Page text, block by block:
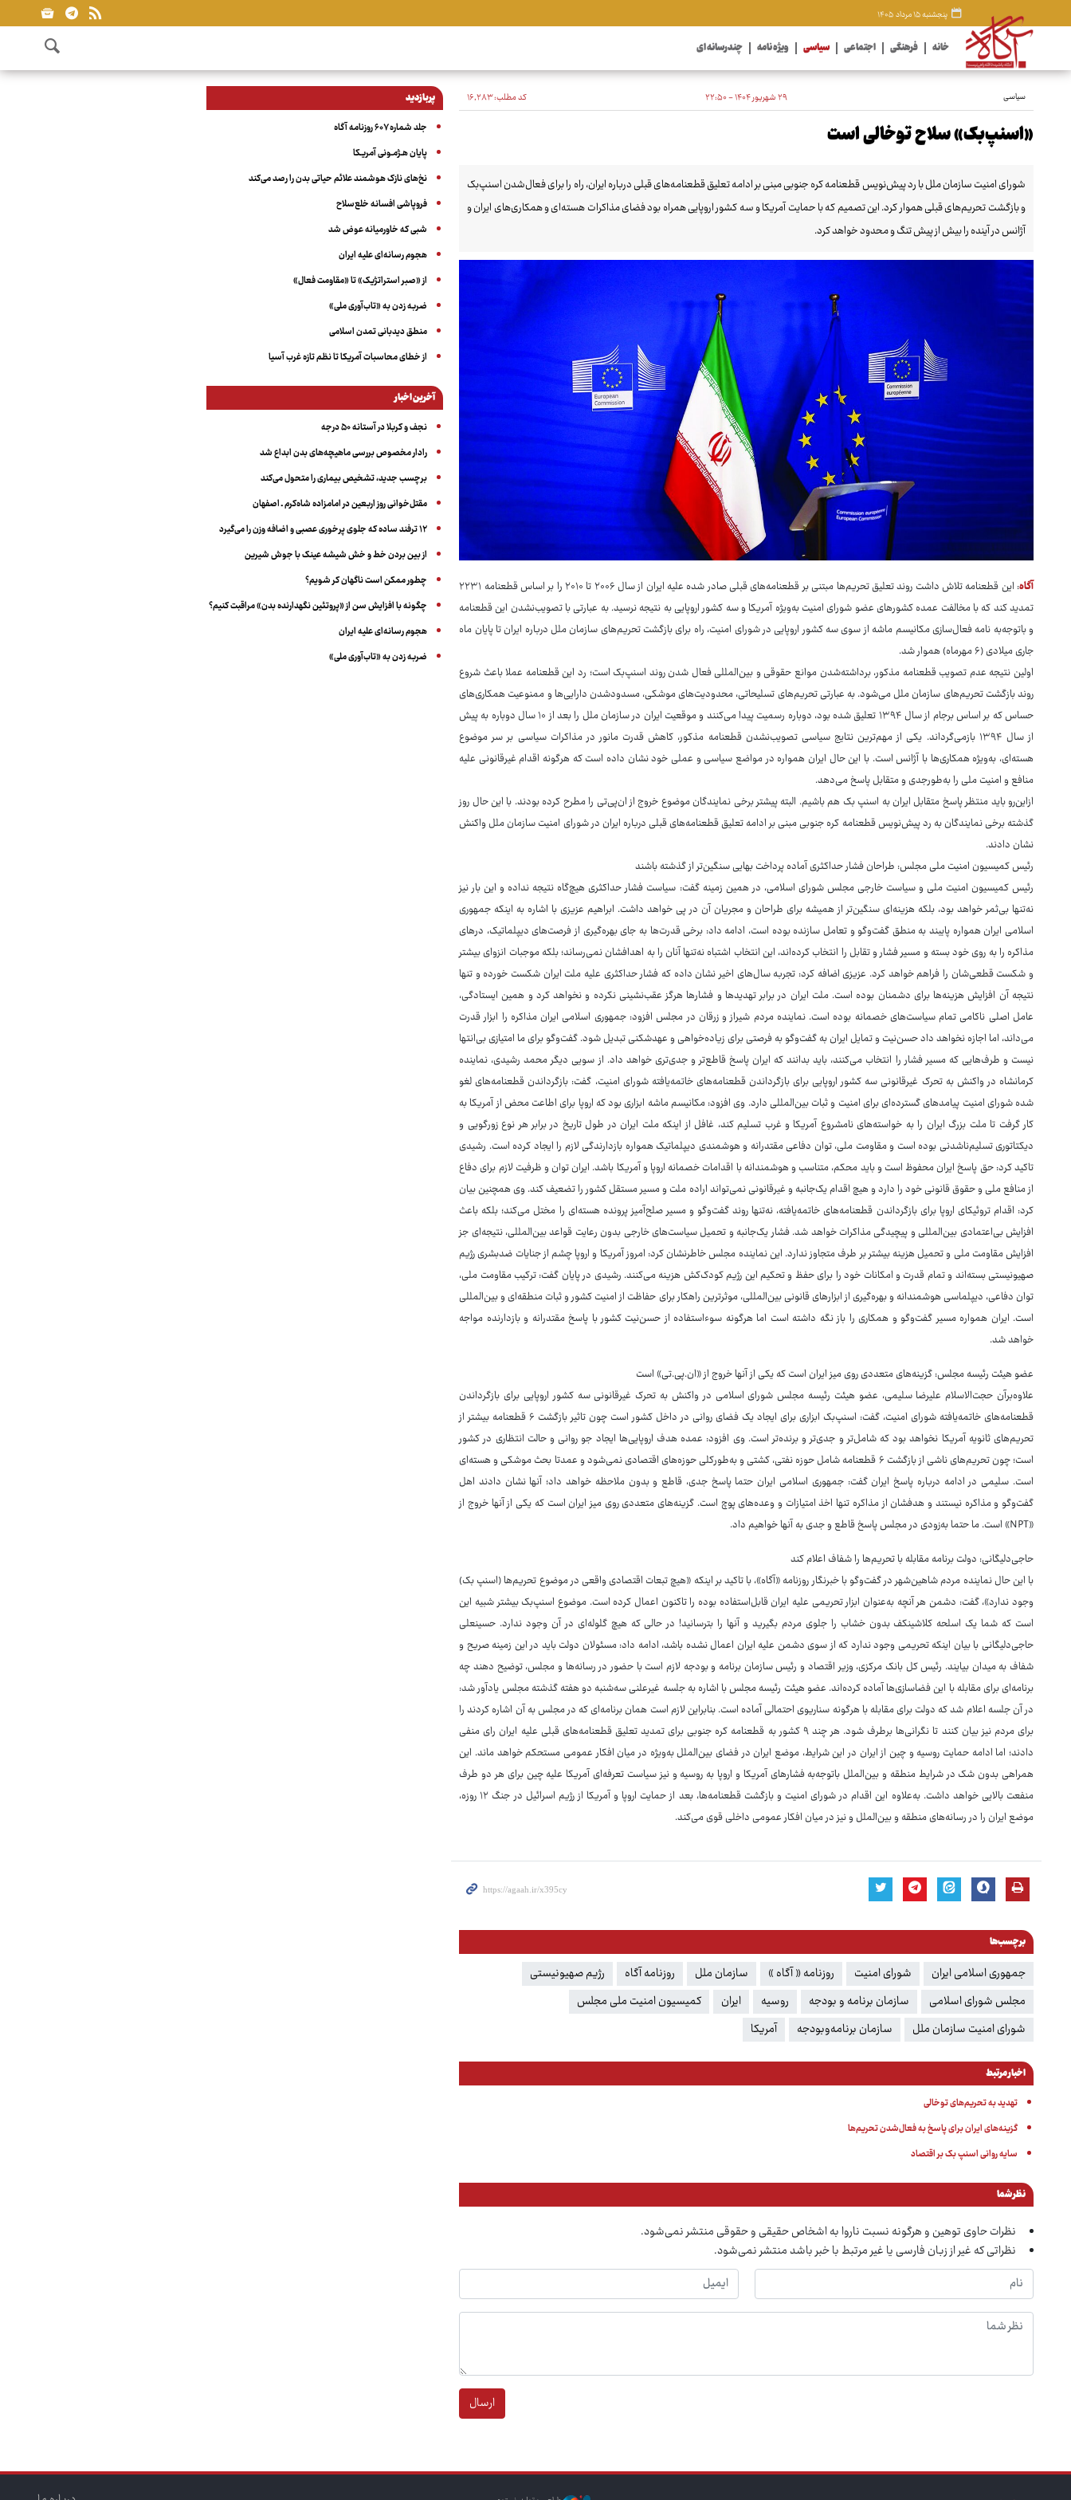
پنجشنبه ۱۵ مرداد ۱۴۰۵
خانه فرهنگی اجتماعی سیاسی ویژه نامه چندرسانه ای
سیاسی ۲۹ شهریور ۱۴۰۴ - ۲۲:۵۰ کد مطلب:۱۶٬۲۸۳
«اسنپ‌بک» سلاح توخالی است
شورای امنیت سازمان ملل با رد پیش‌نویس قطعنامه کره جنوبی مبنی بر ادامه تعلیق قطعنامه‌های قبلی درباره ایران، راه را برای فعال‌شدن اسنپ‌بک
و بازگشت تحریم‌های قبلی هموار کرد. این تصمیم که با حمایت آمریکا و سه کشور اروپایی همراه بود فضای مذاکرات هسته‌ای و همکاری‌های ایران و
آژانس در آینده را بیش از پیش تنگ و محدود خواهد کرد.
آگاه
: این قطعنامه تلاش داشت روند تعلیق تحریم‌ها مبتنی بر قطعنامه‌های قبلی صادر شده علیه ایران از سال ۲۰۰۶ تا ۲۰۱۰ را بر اساس قطعنامه ۲۲۳۱
تمدید کند که با مخالفت عمده کشورهای عضو شورای امنیت به‌ویژه آمریکا و سه کشور اروپایی به نتیجه نرسید. به عبارتی با تصویب‌نشدن این قطعنامه
و باتوجه‌به نامه فعال‌سازی مکانیسم ماشه از سوی سه کشور اروپایی در شورای امنیت، راه برای بازگشت تحریم‌های سازمان ملل درباره ایران تا پایان ماه
جاری میلادی (۶ مهرماه) هموار شد.
اولین نتیجه عدم تصویب قطعنامه مذکور، برداشته‌شدن موانع حقوقی و بین‌المللی فعال شدن روند اسنپ‌بک است؛ رد این قطعنامه عملا باعث شروع
روند بازگشت تحریم‌های سازمان ملل می‌شود. به عبارتی تحریم‌های تسلیحاتی، محدودیت‌های موشکی، مسدودشدن دارایی‌ها و ممنوعیت همکاری‌های
حساس که بر اساس برجام از سال ۱۳۹۴ تعلیق شده بود، دوباره رسمیت پیدا می‌کنند و موقعیت ایران در سازمان ملل را بعد از ۱۰ سال دوباره به پیش
از سال ۱۳۹۴ بازمی‌گرداند. یکی از مهم‌ترین نتایج سیاسی تصویب‌نشدن قطعنامه مذکور، کاهش قدرت مانور در مذاکرات سیاسی بر سر موضوع
هسته‌ای، به‌ویژه همکاری‌ها با آژانس است. با این حال ایران همواره در مواضع سیاسی و عملی خود نشان داده است که هرگونه اقدام غیرقانونی علیه
منافع و امنیت ملی را به‌طورجدی و متقابل پاسخ می‌دهد.
ازاین‌رو باید منتظر پاسخ متقابل ایران به اسنپ بک هم باشیم. البته پیشتر برخی نمایندگان موضوع خروج از ان‌پی‌تی را مطرح کرده بودند. با این حال روز
گذشته برخی نمایندگان به رد پیش‌نویس قطعنامه کره جنوبی مبنی بر ادامه تعلیق قطعنامه‌های قبلی درباره ایران در شورای امنیت سازمان ملل واکنش
نشان دادند.
رئیس کمیسیون امنیت ملی مجلس: طراحان فشار حداکثری آماده پرداخت بهایی سنگین‌تر از گذشته باشند
رئیس کمیسیون امنیت ملی و سیاست خارجی مجلس شورای اسلامی، در همین زمینه گفت: سیاست فشار حداکثری هیچ‌گاه نتیجه نداده و این بار نیز
نه‌تنها بی‌ثمر خواهد بود، بلکه هزینه‌ای سنگین‌تر از همیشه برای طراحان و مجریان آن در پی خواهد داشت. ابراهیم عزیزی با اشاره به اینکه جمهوری
اسلامی ایران همواره پایبند به منطق گفت‌وگو و تعامل سازنده بوده است، ادامه داد: برخی قدرت‌ها به جای بهره‌گیری از فرصت‌های دیپلماتیک، درهای
مذاکره را به روی خود بسته و مسیر فشار و تقابل را انتخاب کرده‌اند، این انتخاب اشتباه نه‌تنها آنان را به اهدافشان نمی‌رساند؛ بلکه موجبات انزوای بیشتر
و شکست قطعی‌شان را فراهم خواهد کرد. عزیزی اضافه کرد: تجربه سال‌های اخیر نشان داده که فشار حداکثری علیه ملت ایران شکست خورده و تنها
نتیجه آن افزایش هزینه‌ها برای دشمنان بوده است. ملت ایران در برابر تهدیدها و فشارها هرگز عقب‌نشینی نکرده و نخواهد کرد و همین ایستادگی،
عامل اصلی ناکامی تمام سیاست‌های خصمانه بوده است. نماینده مردم شیراز و زرقان در مجلس افزود: جمهوری اسلامی ایران مذاکره را ابزار قدرت
می‌داند، اما اجازه نخواهد داد حسن‌نیت و تمایل ایران به گفت‌وگو به فرصتی برای زیاده‌خواهی و عهدشکنی تبدیل شود. گفت‌وگو برای ما امتیازی بی‌انتها
نیست و طرف‌هایی که مسیر فشار را انتخاب می‌کنند، باید بدانند که ایران پاسخ قاطع‌تر و جدی‌تری خواهد داد. از سویی دیگر محمد رشیدی، نماینده
کرمانشاه در واکنش به تحرک غیرقانونی سه کشور اروپایی برای بازگرداندن قطعنامه‌های خاتمه‌یافته شورای امنیت، گفت: بازگرداندن قطعنامه‌های لغو
شده شورای امنیت پیامدهای گسترده‌ای برای امنیت و ثبات بین‌المللی دارد. وی افزود: مکانیسم ماشه ابزاری بود که اروپا برای اطاعت محض از آمریکا به
کار گرفت تا ملت بزرگ ایران را به خواسته‌های نامشروع آمریکا و غرب تسلیم کند، غافل از اینکه ملت ایران در طول تاریخ در برابر هر نوع زورگویی و
دیکتاتوری تسلیم‌ناشدنی بوده است و مقاومت ملی، توان دفاعی مقتدرانه و هوشمندی دیپلماتیک همواره بازدارندگی لازم را ایجاد کرده است. رشیدی
تاکید کرد: حق پاسخ ایران محفوظ است و باید محکم، متناسب و هوشمندانه با اقدامات خصمانه اروپا و آمریکا باشد. ایران توان و ظرفیت لازم برای دفاع
از منافع ملی و حقوق قانونی خود را دارد و هیچ اقدام یک‌جانبه و غیرقانونی نمی‌تواند اراده ملت و مسیر مستقل کشور را تضعیف کند. وی همچنین بیان
کرد: اقدام تروئیکای اروپا برای بازگرداندن قطعنامه‌های خاتمه‌یافته، نه‌تنها روند گفت‌وگو و مسیر صلح‌آمیز پرونده هسته‌ای را مختل می‌کند؛ بلکه باعث
افزایش بی‌اعتمادی بین‌المللی و پیچیدگی مذاکرات خواهد شد. فشار یک‌جانبه و تحمیل سیاست‌های خارجی بدون رعایت قواعد بین‌المللی، نتیجه‌ای جز
افزایش مقاومت ملی و تحمیل هزینه بیشتر بر طرف متجاوز ندارد. این نماینده مجلس خاطرنشان کرد: امروز آمریکا و اروپا چشم از جنایات ضدبشری رژیم
صهیونیستی بسته‌اند و تمام قدرت و امکانات خود را برای حفظ و تحکیم این رژیم کودک‌کش هزینه می‌کنند. رشیدی در پایان گفت: ترکیب مقاومت ملی،
توان دفاعی، دیپلماسی هوشمندانه و بهره‌گیری از ابزارهای قانونی بین‌المللی، موثرترین راهکار برای حفاظت از امنیت کشور و ثبات منطقه‌ای و بین‌المللی
است. ایران همواره مسیر گفت‌وگو و همکاری را باز نگه داشته است اما هرگونه سوءاستفاده از حسن‌نیت کشور با پاسخ مقتدرانه و بازدارنده مواجه
خواهد شد.
عضو هیئت رئیسه مجلس: گزینه‌های متعددی روی میز ایران است که یکی از آنها خروج از «ان.پی.تی» است
علاوه‌برآن حجت‌الاسلام علیرضا سلیمی، عضو هیئت رئیسه مجلس شورای اسلامی در واکنش به تحرک غیرقانونی سه کشور اروپایی برای بازگرداندن
قطعنامه‌های خاتمه‌یافته شورای امنیت، گفت: اسنپ‌بک ابزاری برای ایجاد یک فضای روانی در داخل کشور است چون تاثیر بازگشت ۶ قطعنامه بیشتر از
تحریم‌های ثانویه آمریکا نخواهد بود که شامل‌تر و جدی‌تر و برنده‌تر است. وی افزود: عمده هدف اروپایی‌ها ایجاد جو روانی و حالت انتظاری در کشور
است؛ چون تحریم‌های ناشی از بازگشت ۶ قطعنامه شامل حوزه نفتی، کشتی و به‌طورکلی حوزه‌های اقتصادی نمی‌شود و عمدتا بحث موشکی و هسته‌ای
است. سلیمی در ادامه درباره پاسخ ایران گفت: جمهوری اسلامی ایران حتما پاسخ جدی، قاطع و بدون ملاحظه خواهد داد؛ آنها نشان دادند اهل
گفت‌وگو و مذاکره نیستند و هدفشان از مذاکره تنها اخذ امتیازات و وعده‌های پوچ است. گزینه‌های متعددی روی میز ایران است که یکی از آنها خروج از
«NPT» است. ما حتما به‌زودی در مجلس پاسخ قاطع و جدی به آنها خواهیم داد.
حاجی‌دلیگانی: دولت برنامه مقابله با تحریم‌ها را شفاف اعلام کند
با این حال نماینده مردم شاهین‌شهر در گفت‌وگو با خبرنگار روزنامه «آگاه»، با تاکید بر اینکه «هیچ تبعات اقتصادی واقعی در موضوع تحریم‌ها (اسنپ بک)
وجود ندارد»، گفت: دشمن هر آنچه به‌عنوان ابزار تحریمی علیه ایران قابل‌استفاده بوده را تاکنون اعمال کرده است. موضوع اسنپ‌بک بیشتر شبیه این
است که شما یک اسلحه کلاشینکف بدون خشاب را جلوی مردم بگیرید و آنها را بترسانید! در حالی که هیچ گلوله‌ای در آن وجود ندارد. حسینعلی
حاجی‌دلیگانی با بیان اینکه تحریمی وجود ندارد که از سوی دشمن علیه ایران اعمال نشده باشد، ادامه داد: مسئولان دولت باید در این زمینه صریح و
شفاف به میدان بیایند. رئیس کل بانک مرکزی، وزیر اقتصاد و رئیس سازمان برنامه و بودجه لازم است با حضور در رسانه‌ها و مجلس، توضیح دهند چه
برنامه‌ای برای مقابله با این فضاسازی‌ها آماده کرده‌اند. عضو هیئت رئیسه مجلس با اشاره به جلسه غیرعلنی سه‌شنبه دو هفته گذشته مجلس یادآور شد:
در آن جلسه اعلام شد که دولت برای مقابله با هرگونه سناریوی احتمالی آماده است. بنابراین لازم است همان برنامه‌ای که در مجلس به آن اشاره کردند را
برای مردم نیز بیان کنند تا نگرانی‌ها برطرف شود. هر چند ۹ کشور به قطعنامه کره جنوبی برای تمدید تعلیق قطعنامه‌های قبلی علیه ایران رای منفی
دادند؛ اما ادامه حمایت روسیه و چین از ایران در این شرایط، موضع ایران در فضای بین‌الملل به‌ویژه در میان افکار عمومی مستحکم خواهد ماند. این
همراهی بدون شک در شرایط منطقه و بین‌الملل باتوجه‌به فشارهای آمریکا و اروپا به روسیه و نیز سیاست تعرفه‌ای آمریکا علیه چین برای هر دو طرف
منفعت بالایی خواهد داشت. به‌علاوه این اقدام در شورای امنیت و بازگشت قطعنامه‌ها، بعد از حمایت اروپا و آمریکا از رژیم اسرائیل در جنگ ۱۲ روزه،
موضع ایران را در رسانه‌های منطقه و بین‌الملل و نیز در میان افکار عمومی داخلی قوی می‌کند.
برچسب‌ها
جمهوری اسلامی ایران شورای امنیت روزنامه « آگاه » سازمان ملل روزنامه آگاه
رژیم صهیونیستی
مجلس شورای اسلامی
سازمان برنامه و بودجه روسیه ایران
کمیسیون امنیت ملی مجلس
شورای امنیت سازمان ملل
سازمان برنامه‌وبودجه آمریکا
اخبار مرتبط
تهدید به تحریم‌های توخالی
گزینه‌های ایران برای پاسخ به فعال‌شدن تحریم‌ها
سایه روانی اسنپ بک بر اقتصاد
نظر شما
نظرات حاوی توهین و هرگونه نسبت ناروا به اشخاص حقیقی و حقوقی منتشر نمی‌شود.
نظراتی که غیر از زبان فارسی یا غیر مرتبط با خبر باشد منتشر نمی‌شود.
ارسال
پربازدید
جلد شماره ۶۰۷ روزنامه آگاه
پایان هـژمـونی آمریـکا
نخ‌های نازک هوشمند علائم حیاتی بدن را رصد می‌کند
فروپاشی افسانه خلع‌سلاح
شبی که خاورمیانه عوض شد
هجوم رسانه‌ای علیه ایران
از «صبر استراتژیک» تا «مقاومت فعال»
ضربه زدن به «تاب‌آوری ملی»
منطق دیدبانی تمدن اسلامی
از خطای محاسبات آمریکا تا نظم تازه غرب آسیا
آخرین اخبار
نجف و کربلا در آستانه ۵۰ درجه
رادار مخصوص بررسی ماهیچه‌های بدن ابداع شد
برچسب جدید، تشخیص بیماری را متحول می‌کند
مقتل‌خوانی روز اربعین در امامزاده شاه‌کرم ـ اصفهان
۱۲ ترفند ساده که جلوی پرخوری عصبی و اضافه ‌وزن را می‌گیرد
از بین بردن خط و خش شیشه عینک با جوش شیرین
چطور ممکن است ناگهان کر شویم؟
چگونه با افزایش سن از «پروتئین نگهدارنده بدن» مراقبت کنیم؟
هجوم رسانه‌ای علیه ایران
ضربه زدن به «تاب‌آوری ملی»